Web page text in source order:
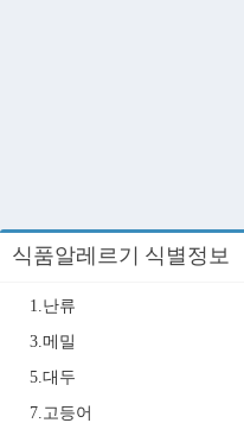
식품알레르기 식별정보
1.난류
3.메밀
5.대두
7.고등어